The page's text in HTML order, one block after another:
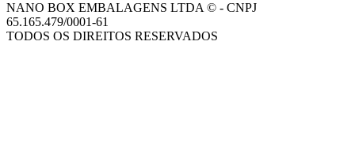
NANO BOX EMBALAGENS LTDA © - CNPJ
65.165.479/0001-61
TODOS OS DIREITOS RESERVADOS